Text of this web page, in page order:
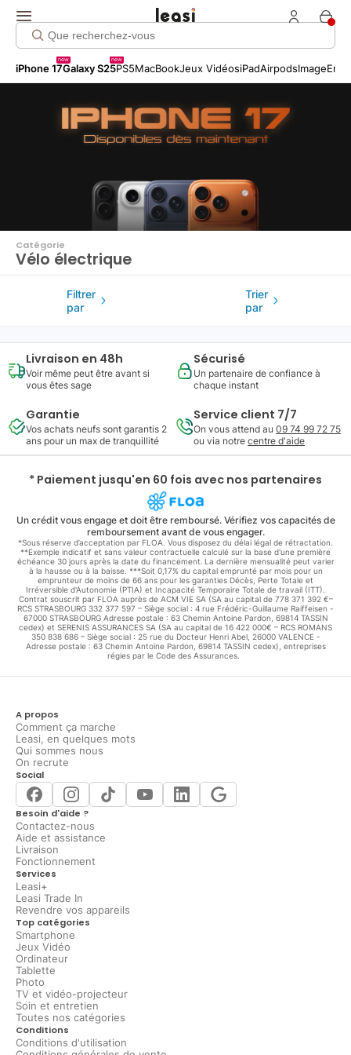
iPhone 17
new
Galaxy S25
new
PS5MacBookJeux VidéosiPadAirpodsImage
Click me!
Catégorie
Vélo électrique
Filtrer
par
Trier
par
Livraison en 48h
Voir même peut être avant si
vous êtes sage
Sécurisé
Un partenaire de confiance à
chaque instant
Garantie
Vos achats neufs sont garantis 2
ans pour un max de tranquillité
Service client 7/7
On vous attend au 09 74 99 72 75
ou via notre centre d'aide
* Paiement jusqu'en 60 fois avec nos partenaires
Un crédit vous engage et doit être remboursé. Vérifiez vos capacités de
remboursement avant de vous engager.
*Sous réserve d’acceptation par FLOA. Vous disposez du délai légal de rétractation.
**Exemple indicatif et sans valeur contractuelle calculé sur la base d'une première
échéance 30 jours après la date du financement. La dernière mensualité peut varier
à la hausse ou à la baisse. ***Soit 0,17% du capital emprunté par mois pour un
emprunteur de moins de 66 ans pour les garanties Décès, Perte Totale et
Irréversible d'Autonomie (PTIA) et Incapacité Temporaire Totale de travail (ITT).
Contrat souscrit par FLOA auprès de ACM VIE SA (SA au capital de 778 371 392 €–
RCS STRASBOURG 332 377 597 – Siège social : 4 rue Frédéric-Guillaume Raiffeisen -
67000 STRASBOURG Adresse postale : 63 Chemin Antoine Pardon, 69814 TASSIN
cedex) et SERENIS ASSURANCES SA (SA au capital de 16 422 000€ – RCS ROMANS
350 838 686 – Siège social : 25 rue du Docteur Henri Abel, 26000 VALENCE -
Adresse postale : 63 Chemin Antoine Pardon, 69814 TASSIN cedex), entreprises
régies par le Code des Assurances.
A propos
Comment ça marche
Leasi, en quelques mots
Qui sommes nous
On recrute
Social
Besoin d'aide ?
Contactez-nous
Aide et assistance
Livraison
Fonctionnement
Services
Leasi+
Leasi Trade In
Revendre vos appareils
Top catégories
Smartphone
Jeux Vidéo
Ordinateur
Tablette
Photo
TV et vidéo-projecteur
Soin et entretien
Toutes nos catégories
Conditions
Conditions d'utilisation